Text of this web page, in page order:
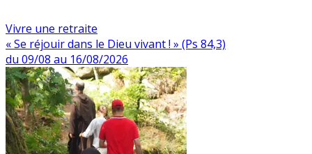
Vivre une retraite
« Se réjouir dans le Dieu vivant ! » (Ps 84,3)
du 09/08 au 16/08/2026